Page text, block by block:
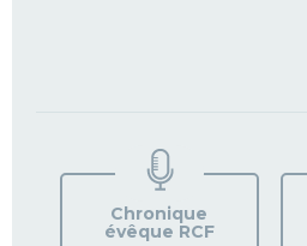
Chronique
évêque RCF